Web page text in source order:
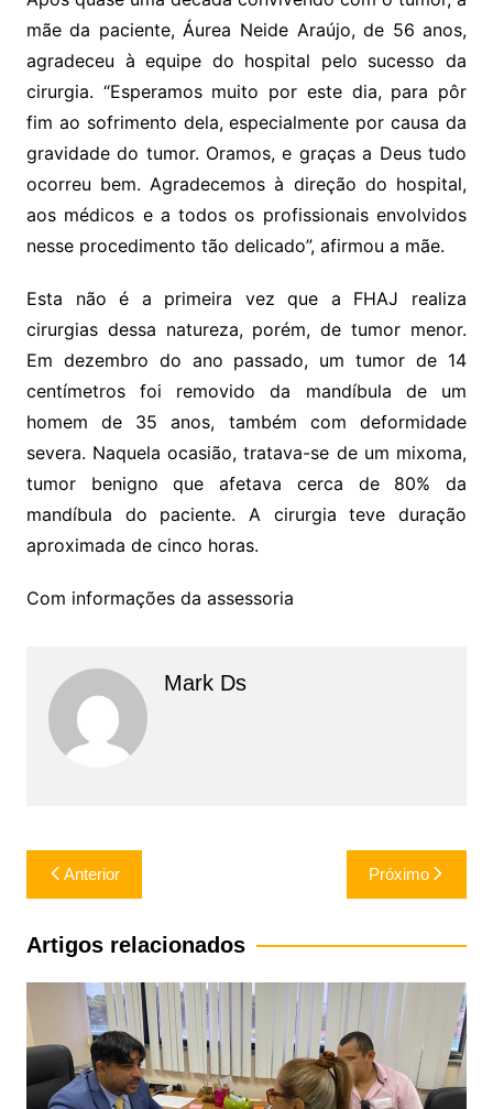
mãe da paciente, Áurea Neide Araújo, de 56 anos,
agradeceu à equipe do hospital pelo sucesso da
cirurgia. “Esperamos muito por este dia, para pôr
fim ao sofrimento dela, especialmente por causa da
gravidade do tumor. Oramos, e graças a Deus tudo
ocorreu bem. Agradecemos à direção do hospital,
aos médicos e a todos os profissionais envolvidos
nesse procedimento tão delicado”, afirmou a mãe.
Esta não é a primeira vez que a FHAJ realiza
cirurgias dessa natureza, porém, de tumor menor.
Em dezembro do ano passado, um tumor de 14
centímetros foi removido da mandíbula de um
homem de 35 anos, também com deformidade
severa. Naquela ocasião, tratava-se de um mixoma,
tumor benigno que afetava cerca de 80% da
mandíbula do paciente. A cirurgia teve duração
aproximada de cinco horas.
Com informações da assessoria
Mark Ds
Navegação
de
Post
Anterior Próximo
Artigos relacionados